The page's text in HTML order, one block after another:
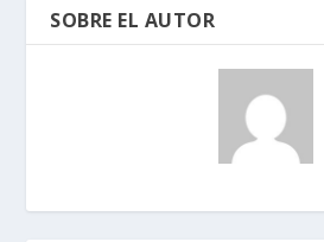
SOBRE EL AUTOR